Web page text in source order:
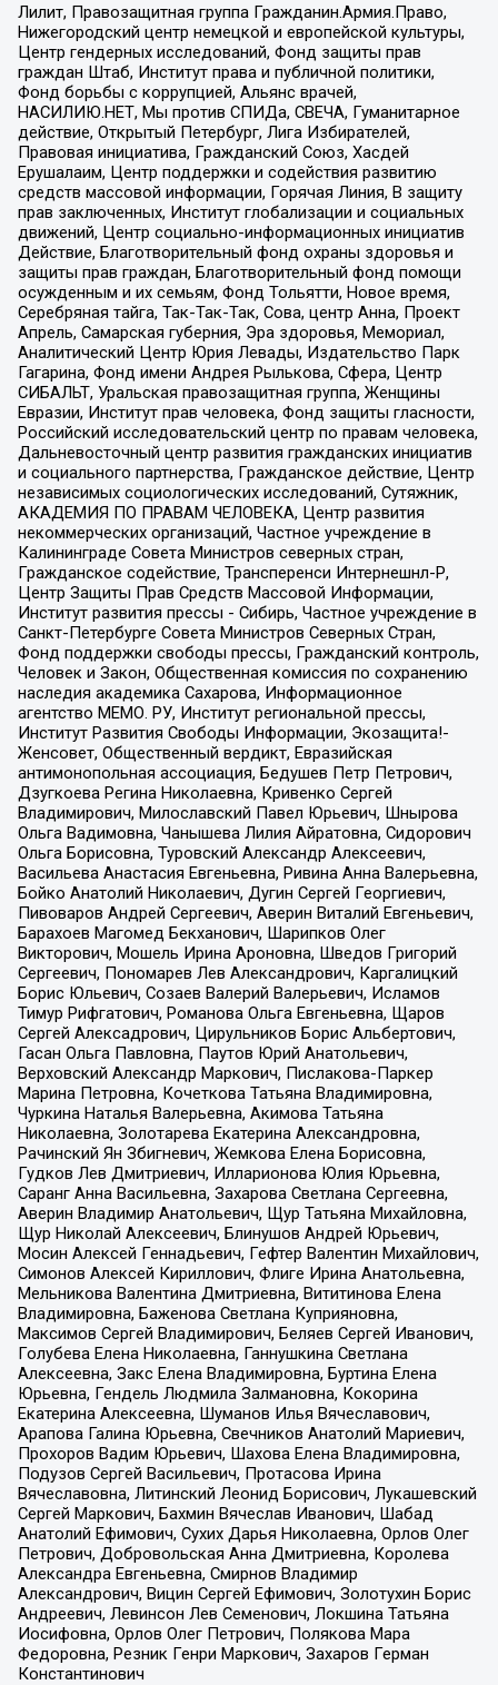
Лилит, Правозащитная группа Гражданин.Армия.Право,
Нижегородский центр немецкой и европейской культуры,
Центр гендерных исследований, Фонд защиты прав
граждан Штаб, Институт права и публичной политики,
Фонд борьбы с коррупцией, Альянс врачей,
НАСИЛИЮ.НЕТ, Мы против СПИДа, СВЕЧА, Гуманитарное
действие, Открытый Петербург, Лига Избирателей,
Правовая инициатива, Гражданский Союз, Хасдей
Ерушалаим, Центр поддержки и содействия развитию
средств массовой информации, Горячая Линия, В защиту
прав заключенных, Институт глобализации и социальных
движений, Центр социально-информационных инициатив
Действие, Благотворительный фонд охраны здоровья и
защиты прав граждан, Благотворительный фонд помощи
осужденным и их семьям, Фонд Тольятти, Новое время,
Серебряная тайга, Так-Так-Так, Сова, центр Анна, Проект
Апрель, Самарская губерния, Эра здоровья, Мемориал,
Аналитический Центр Юрия Левады, Издательство Парк
Гагарина, Фонд имени Андрея Рылькова, Сфера, Центр
СИБАЛЬТ, Уральская правозащитная группа, Женщины
Евразии, Институт прав человека, Фонд защиты гласности,
Российский исследовательский центр по правам человека,
Дальневосточный центр развития гражданских инициатив
и социального партнерства, Гражданское действие, Центр
независимых социологических исследований, Сутяжник,
АКАДЕМИЯ ПО ПРАВАМ ЧЕЛОВЕКА, Центр развития
некоммерческих организаций, Частное учреждение в
Калининграде Совета Министров северных стран,
Гражданское содействие, Трансперенси Интернешнл-Р,
Центр Защиты Прав Средств Массовой Информации,
Институт развития прессы - Сибирь, Частное учреждение в
Санкт-Петербурге Совета Министров Северных Стран,
Фонд поддержки свободы прессы, Гражданский контроль,
Человек и Закон, Общественная комиссия по сохранению
наследия академика Сахарова, Информационное
агентство МЕМО. РУ, Институт региональной прессы,
Институт Развития Свободы Информации, Экозащита!-
Женсовет, Общественный вердикт, Евразийская
антимонопольная ассоциация, Бедушев Петр Петрович,
Дзугкоева Регина Николаевна, Кривенко Сергей
Владимирович, Милославский Павел Юрьевич, Шнырова
Ольга Вадимовна, Чанышева Лилия Айратовна, Сидорович
Ольга Борисовна, Туровский Александр Алексеевич,
Васильева Анастасия Евгеньевна, Ривина Анна Валерьевна,
Бойко Анатолий Николаевич, Дугин Сергей Георгиевич,
Пивоваров Андрей Сергеевич, Аверин Виталий Евгеньевич,
Барахоев Магомед Бекханович, Шарипков Олег
Викторович, Мошель Ирина Ароновна, Шведов Григорий
Сергеевич, Пономарев Лев Александрович, Каргалицкий
Борис Юльевич, Созаев Валерий Валерьевич, Исламов
Тимур Рифгатович, Романова Ольга Евгеньевна, Щаров
Сергей Алексадрович, Цирульников Борис Альбертович,
Гасан Ольга Павловна, Паутов Юрий Анатольевич,
Верховский Александр Маркович, Пислакова-Паркер
Марина Петровна, Кочеткова Татьяна Владимировна,
Чуркина Наталья Валерьевна, Акимова Татьяна
Николаевна, Золотарева Екатерина Александровна,
Рачинский Ян Збигневич, Жемкова Елена Борисовна,
Гудков Лев Дмитриевич, Илларионова Юлия Юрьевна,
Саранг Анна Васильевна, Захарова Светлана Сергеевна,
Аверин Владимир Анатольевич, Щур Татьяна Михайловна,
Щур Николай Алексеевич, Блинушов Андрей Юрьевич,
Мосин Алексей Геннадьевич, Гефтер Валентин Михайлович,
Симонов Алексей Кириллович, Флиге Ирина Анатольевна,
Мельникова Валентина Дмитриевна, Вититинова Елена
Владимировна, Баженова Светлана Куприяновна,
Максимов Сергей Владимирович, Беляев Сергей Иванович,
Голубева Елена Николаевна, Ганнушкина Светлана
Алексеевна, Закс Елена Владимировна, Буртина Елена
Юрьевна, Гендель Людмила Залмановна, Кокорина
Екатерина Алексеевна, Шуманов Илья Вячеславович,
Арапова Галина Юрьевна, Свечников Анатолий Мариевич,
Прохоров Вадим Юрьевич, Шахова Елена Владимировна,
Подузов Сергей Васильевич, Протасова Ирина
Вячеславовна, Литинский Леонид Борисович, Лукашевский
Сергей Маркович, Бахмин Вячеслав Иванович, Шабад
Анатолий Ефимович, Сухих Дарья Николаевна, Орлов Олег
Петрович, Добровольская Анна Дмитриевна, Королева
Александра Евгеньевна, Смирнов Владимир
Александрович, Вицин Сергей Ефимович, Золотухин Борис
Андреевич, Левинсон Лев Семенович, Локшина Татьяна
Иосифовна, Орлов Олег Петрович, Полякова Мара
Федоровна, Резник Генри Маркович, Захаров Герман
Константинович